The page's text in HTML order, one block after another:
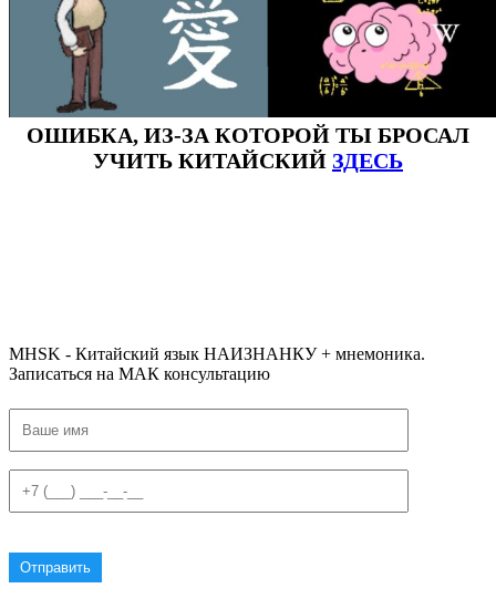
ОШИБКА, ИЗ-ЗА КОТОРОЙ ТЫ БРОСАЛ
УЧИТЬ КИТАЙСКИЙ ЗДЕСЬ
MHSK - Китайский язык НАИЗНАНКУ + мнемоника.
Записаться на МАК консультацию